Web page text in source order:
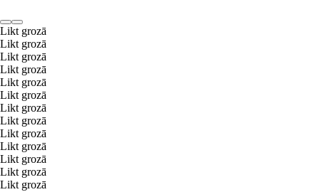
Likt grozā
Likt grozā
Likt grozā
Likt grozā
Likt grozā
Likt grozā
Likt grozā
Likt grozā
Likt grozā
Likt grozā
Likt grozā
Likt grozā
Likt grozā